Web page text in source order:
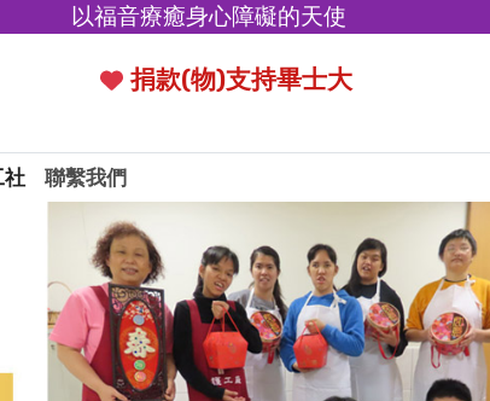
以福音療癒身心障礙的天使
捐款(物)支持畢士大
社 聯繫我們